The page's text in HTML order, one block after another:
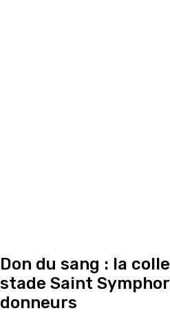
Don du sang : la
stade Saint
donneurs